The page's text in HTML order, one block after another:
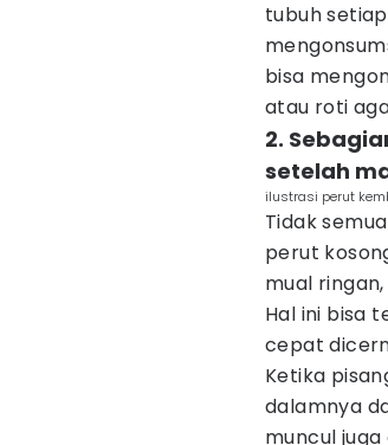
tubuh
bisa
atau roti
2.
setelah
ilustrasi perut
Tidak
perut
mual
Hal ini bisa
cepat
Ketika
dalamnya
muncul